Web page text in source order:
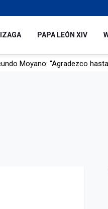
PAPA LEÓN XIV
Moyano: “Agradezco hasta
de agonía tras ser rociado